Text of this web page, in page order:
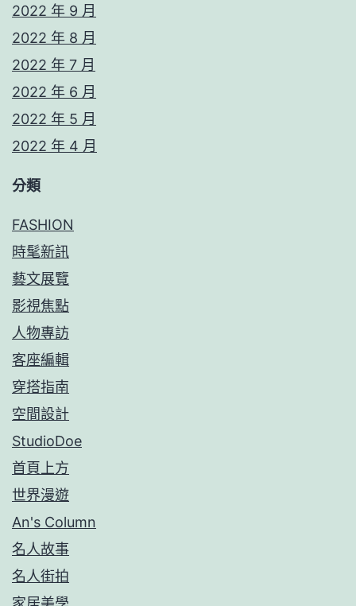
2022 年 9 月
2022 年 8 月
2022 年 7 月
2022 年 6 月
2022 年 5 月
2022 年 4 月
分類
FASHION
時髦新訊
藝文展覽
影視焦點
人物專訪
客座編輯
穿搭指南
空間設計
StudioDoe
首頁上方
世界漫遊
An's Column
名人故事
名人街拍